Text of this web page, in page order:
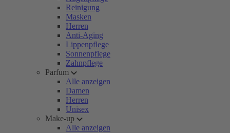
Reinigung
Masken
Herren
Anti-Aging
Lippenpflege
Sonnenpflege
Zahnpflege
Parfum
Alle anzeigen
Damen
Herren
Unisex
Make-up
Alle anzeigen